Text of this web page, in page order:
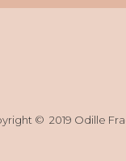
© 2019 Odille